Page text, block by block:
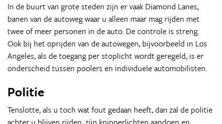
In de buurt van grote steden zijn er vaak Diamond Lanes,
banen van de autoweg waar u alleen maar mag rijden met
twee of meer personen in de auto. De controle is streng.
Ook bij het oprijden van de autowegen, bijvoorbeeld in Los
Angeles, als de toegang per stoplicht wordt geregeld, is er
onderscheid tussen poolers en individuele automobilisten.
Politie
Tenslotte, als u toch wat fout gedaan heeft, dan zal de politie